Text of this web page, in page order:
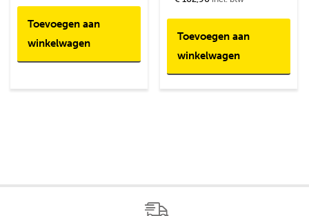
Toevoegen aan
winkelwagen
Toevoegen aan
winkelwagen